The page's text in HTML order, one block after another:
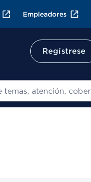
Empleadores
Regístrese